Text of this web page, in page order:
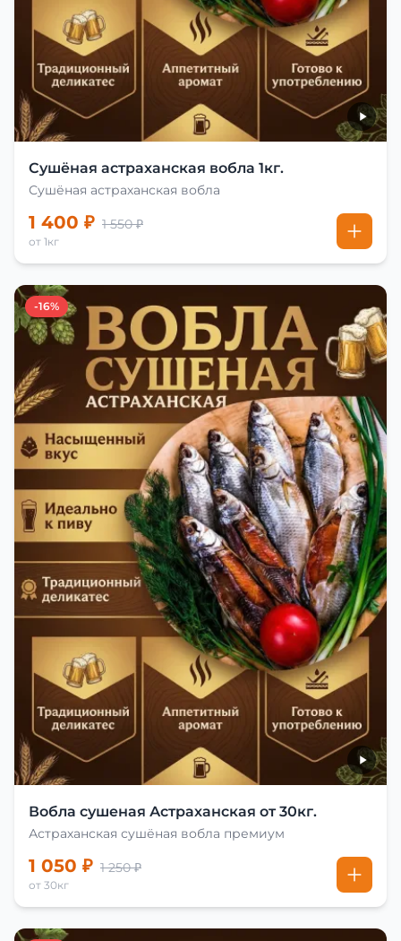
Сушёная астраханская вобла 1кг.
Сушёная астраханская вобла
1 400 ₽ 1 550 ₽
от 1кг
-16%
Вобла сушеная Астраханская от 30кг.
Астраханская сушёная вобла премиум
1 050 ₽ 1 250 ₽
от 30кг